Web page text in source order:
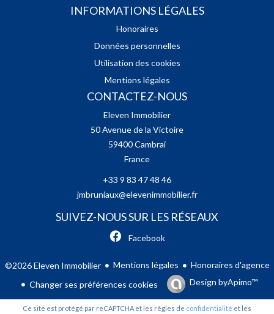
INFORMATIONS LÉGALES
Honoraires
Données personnelles
Utilisation des cookies
Mentions légales
CONTACTEZ-NOUS
Eleven Immobilier
50 Avenue de la Victoire
59400Cambrai
France
+33 9 83 47 48 46
jmbruniaux@elevenimmobilier.fr
SUIVEZ-NOUS SUR LES RÉSEAUX
Facebook
©2026 Eleven Immobilier Mentions légales
Honoraires d'agence
Changer ses préférences cookies
Design byApimo™
Ce site est protégé par reCAPTCHA et les règles de confidentialité et les